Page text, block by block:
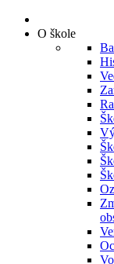
O škole